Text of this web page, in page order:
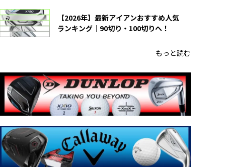
【2026年】最新アイアンおすすめ人気
ランキング｜90切り・100切りへ！
もっと読む